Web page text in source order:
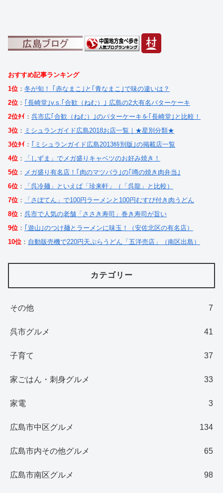
おすすめ記事ランキング
1位 ： 冬が旬！ ｢赤なまこ｣と｢青なまこ｣で味の違いは？
2位 ：
｢長崎堂｣v.s.｢合歓（ねむ）｣ 広島の2大有名バターケーキ
2位ﾀｲ ： 呉市広｢合歓（ねむ）｣のバターケーキを｢長崎堂｣と比較！
3位 ： ミシュランガイド広島2018お店一覧｜★星別分類★
3位ﾀｲ ：
｢ミシュランガイド広島2013特別版｣の掲載店一覧
4位 ：
「しずま」でメガ盛りキャベツのお好み焼き！
5位 ： メガ盛り有名店！｢肉のマツバラ｣の｢噂の焼き肉弁当｣
6位 ：
「呉冷麺」といえば「珍来軒」（「呉龍」と比較）
7位 ：
「さぼてん」で100円ラーメンと100円むすび付き肉うどん
8位 ： 呉市で人気の老舗「ささき寿司」巻き寿司が旨い
9位 ：
｢遊山｣のつけ麺とラーメンに味玉！（安佐北区の有名店）
10位 ： 自動販売機で220円天ぷらうどん「五洋売店」（南区出島）
カテゴリー
その他 7
呉市グルメ 41
子育て 37
家ごはん・刺身グルメ 33
家電 3
広島市中区グルメ 134
広島市内その他グルメ 65
広島市南区グルメ 98